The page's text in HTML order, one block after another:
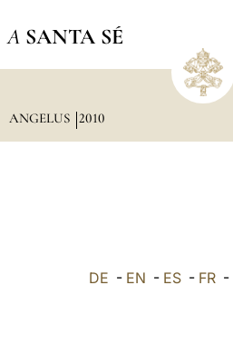
A SANTA SÉ
ANGELUS 2010
DE - EN - ES- FR-